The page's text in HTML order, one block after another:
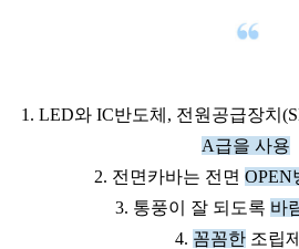
1. LED와 IC반도체, 전원공급장치
A급을 사용
2. 전면카바는 전면 OPEN
3. 통풍이 잘 되도록 바
4. 꼼꼼한 조립